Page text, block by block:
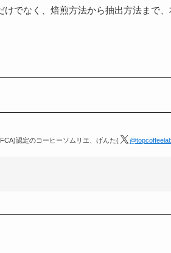
でなく、焙煎方法から抽出方法まで
認定のコーヒーソムリエ、げんた(